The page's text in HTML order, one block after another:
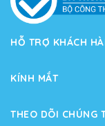
HỖ TRỢ KHÁCH
KÍNH MẮT
THEO DÕI CHÚNG